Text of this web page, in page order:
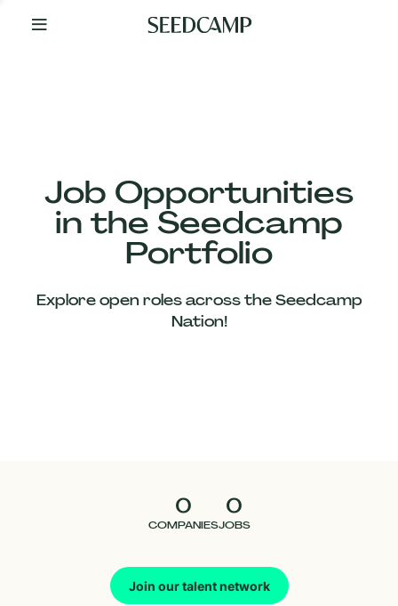
Your
Job Opportunities
in the Seedcamp
Portfolio
Explore open roles across the Seedcamp
Nation!
0
COMPANIES
0
JOBS
Join our talent network
Our
Companies